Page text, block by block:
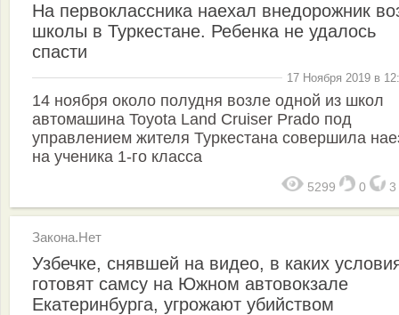
На первоклассника наехал внедорожник
школы в Туркестане. Ребенка не удалось
спасти
17 Ноября 2019 в
14 ноября около полудня возле одной из школ
автомашина Toyota Land Cruiser Prado под
управлением жителя Туркестана совершила
на ученика 1-го класса
5299 0 3
Закона.Нет
Узбечке, снявшей на видео, в каких
готовят самсу на Южном автовокзале
Екатеринбурга, угрожают убийством